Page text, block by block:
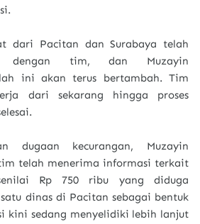
dari Pacitan dan Surabaya telah
dengan tim, dan Muzayin
ini akan terus bertambah. Tim
dari sekarang hingga proses
dugaan kecurangan, Muzayin
telah menerima informasi terkait
Rp 750 ribu yang diduga
dinas di Pacitan sebagai bentuk
kini sedang menyelidiki lebih lanjut